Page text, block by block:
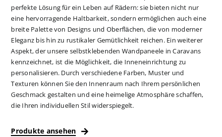
perfekte Lösung für ein Leben auf Rädern: sie bieten nicht nur
eine hervorragende Haltbarkeit, sondern ermöglichen auch eine
breite Palette von Designs und Oberflächen, die von moderner
Eleganz bis hin zu rustikaler Gemütlichkeit reichen. Ein weiterer
Aspekt, der unsere selbstklebenden Wandpaneele in Caravans
kennzeichnet, ist die Möglichkeit, die Inneneinrichtung zu
personalisieren. Durch verschiedene Farben, Muster und
Texturen können Sie den Innenraum nach Ihrem persönlichen
Geschmack gestalten und eine heimelige Atmosphäre schaffen,
die Ihren individuellen Stil widerspiegelt.
Produkte ansehen